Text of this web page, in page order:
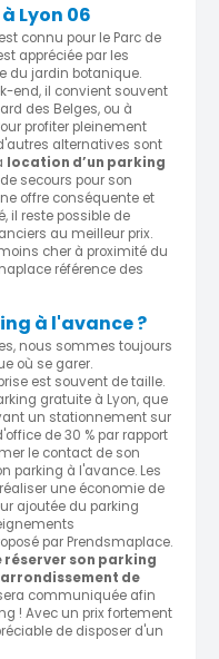
Lyon 06
connu pour le Parc de
appréciée par les
du jardin botanique.
end, il convient souvent
des Belges, ou à
profiter pleinement
alternatives sont
location d’un parking
secours pour son
offre conséquente et
il reste possible de
au meilleur prix.
cher à proximité du
référence des
à l'avance ?
nous sommes toujours
où se garer.
est souvent de taille.
gratuite à Lyon, que
un stationnement sur
de 30 % par rapport
le contact de son
parking à l'avance. Les
une économie de
ajoutée du parking
par Prendsmaplace.
réserver son parking
de
communiquée afin
! Avec un prix fortement
de disposer d'un